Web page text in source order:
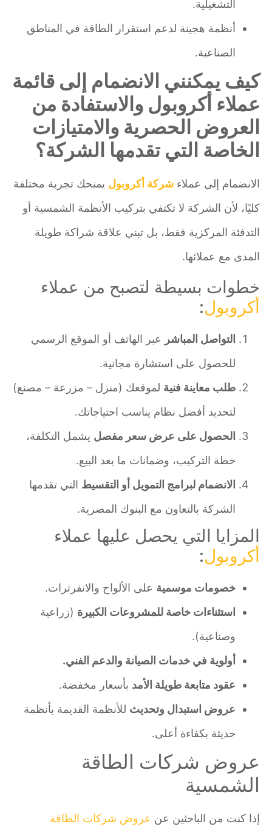
التشغيلية.
أنظمة هجينة لدعم استقرار الطاقة في المناطق
الصناعية.
كيف يمكنني الانضمام إلى قائمة
عملاء أكروبول والاستفادة من
العروض الحصرية والامتيازات
الخاصة التي تقدمها الشركة؟
الانضمام إلى عملاءشركة أكروبوليمنحك تجربة مختلفة
كليًا، لأن الشركة لا تكتفي بتركيب الأنظمة الشمسية أو
التدفئة المركزية فقط، بل تبني علاقة شراكة طويلة
المدى مع عملائها.
خطوات بسيطة لتصبح من عملاء
أكروبول:
التواصل المباشرعبر الهاتف أو الموقع الرسمي
للحصول على استشارة مجانية.
طلب معاينة فنيةلموقعك (منزل – مزرعة – مصنع)
لتحديد أفضل نظام يناسب احتياجاتك.
الحصول على عرض سعر مفصليشمل التكلفة،
خطة التركيب، وضمانات ما بعد البيع.
الانضمام لبرامج التمويل أو التقسيطالتي تقدمها
الشركة بالتعاون مع البنوك المصرية.
المزايا التي يحصل عليها عملاء
أكروبول:
خصومات موسميةعلى الألواح والانفرترات.
استثناءات خاصة للمشروعات الكبيرة(زراعية
وصناعية).
أولوية في خدمات الصيانة والدعم الفني.
عقود متابعة طويلة الأمدبأسعار مخفضة.
عروض استبدال وتحديثللأنظمة القديمة بأنظمة
حديثة بكفاءة أعلى.
عروض شركات الطاقة
الشمسية
إذا كنت من الباحثين عنعروض شركات الطاقة